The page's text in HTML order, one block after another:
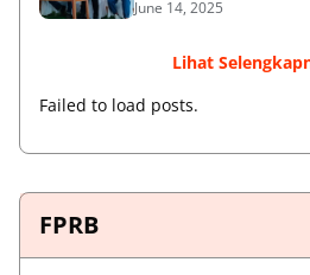
June 14, 2025
Lihat
Failed to load posts.
FPRB